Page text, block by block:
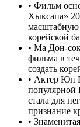
• Фильм
Хыксапа»
масштабную
корейской
• Ма Дон-сок
фильма в
создать
• Актер Юн
популярной
стала для
признание
•